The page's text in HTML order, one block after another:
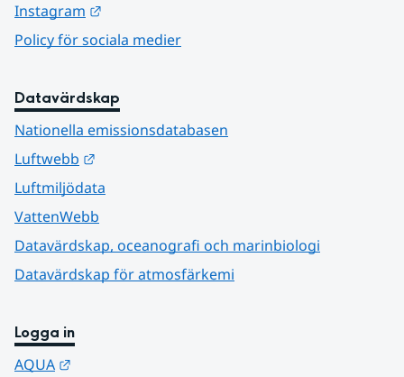
Instagram
Policy för sociala medier
Datavärdskap
Nationella emissionsdatabasen
Luftwebb
Luftmiljödata
VattenWebb
Datavärdskap, oceanografi och marinbiologi
Datavärdskap för atmosfärkemi
Logga in
AQUA